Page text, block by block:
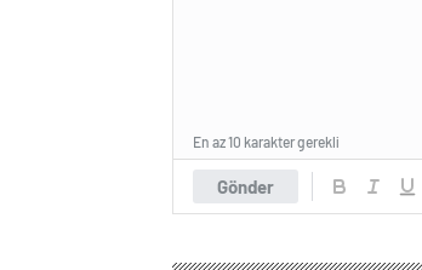
Gönder
En az 10 karakter gerekli